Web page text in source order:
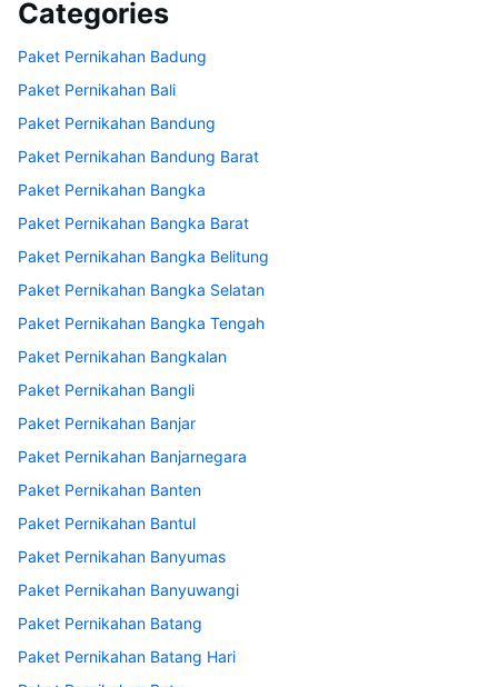
Categories
Paket Pernikahan Badung
Paket Pernikahan Bali
Paket Pernikahan Bandung
Paket Pernikahan Bandung Barat
Paket Pernikahan Bangka
Paket Pernikahan Bangka Barat
Paket Pernikahan Bangka Belitung
Paket Pernikahan Bangka Selatan
Paket Pernikahan Bangka Tengah
Paket Pernikahan Bangkalan
Paket Pernikahan Bangli
Paket Pernikahan Banjar
Paket Pernikahan Banjarnegara
Paket Pernikahan Banten
Paket Pernikahan Bantul
Paket Pernikahan Banyumas
Paket Pernikahan Banyuwangi
Paket Pernikahan Batang
Paket Pernikahan Batang Hari